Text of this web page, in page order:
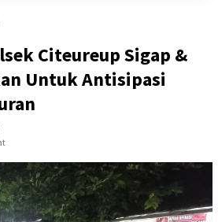
Citeureup Sigap &
Untuk Antisipasi